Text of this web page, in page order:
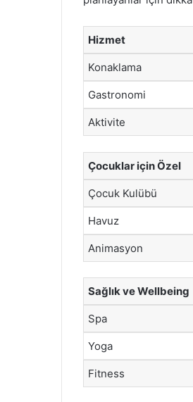
Hizmet
Konaklama
Gastronomi
Aktivite
Çocuklar için Özel
Çocuk Kulübü
Havuz
Animasyon
Sağlık ve Wellbeing
Spa
Yoga
Fitness